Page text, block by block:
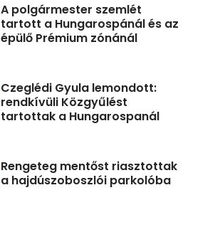
A polgármester szemlét
tartott a Hungarospánál és az
épülő Prémium zónánál
Czeglédi Gyula lemondott:
rendkívüli Közgyűlést
tartottak a Hungarospanál
Rengeteg mentőst riasztottak
a hajdúszoboszlói parkolóba